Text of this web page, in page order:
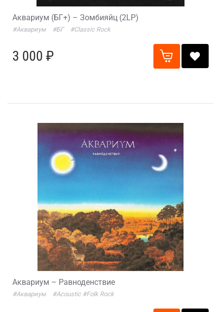
Аквариум (БГ+) – Зомбияйц (2LP)
#Аквариум #БГ #Classic Rock
3 000 ₽
Аквариум – Равноденствие
#Аквариум #Acoustic #Folk Rock